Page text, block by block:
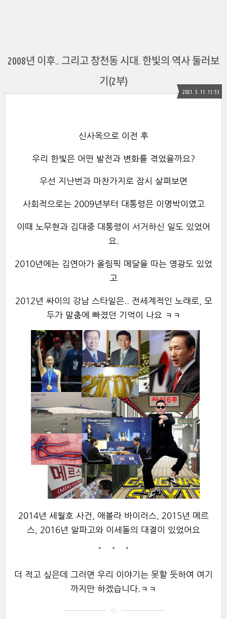
2008년 이후.. 그리고 창천동 시대. 한빛의 역사 둘러보
기(2부)
2021. 5. 11. 11:53
신사옥으로 이전 후
우리 한빛은 어떤 발전과 변화를 겪었을까요?
우선 지난번과 마찬가지로 잠시 살펴보면
사회적으로는 2009년부터 대통령은 이명박이였고
이때 노무현과 김대중 대통령이 서거하신 일도 있었어
요.
2010년에는 김연아가 올림픽 메달을 따는 영광도 있었
고
2012년 싸이의 강남 스타일은.. 전세계적인 노래로, 모
두가 말춤에 빠졌던 기억이 나요 ㅋㅋ
2014년 세월호 사건, 애볼라 바이러스, 2015년 메르
스, 2016년 알파고와 이세돌의 대결이 있었어요
더 적고 싶은데 그러면 우리 이야기는 못할 듯하여 여기
까지만 하겠습니다.ㅋㅋ